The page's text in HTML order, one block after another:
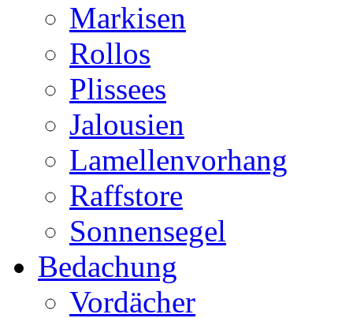
Markisen
Rollos
Plissees
Jalousien
Lamellenvorhang
Raffstore
Sonnensegel
Bedachung
Vordächer